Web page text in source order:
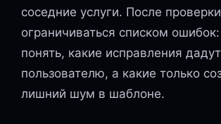
соседние услуги. После
ограничиваться списком
понять, какие исправления
пользователю, а какие только
лишний шум в шаблоне.